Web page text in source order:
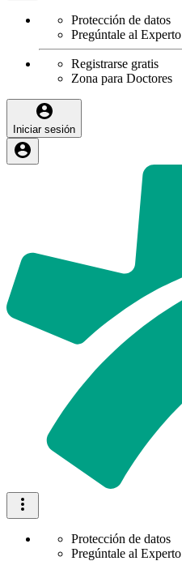
Protección de datos
Pregúntale al Experto
Registrarse gratis
Zona para Doctores
Iniciar sesión
Protección de datos
Pregúntale al Experto